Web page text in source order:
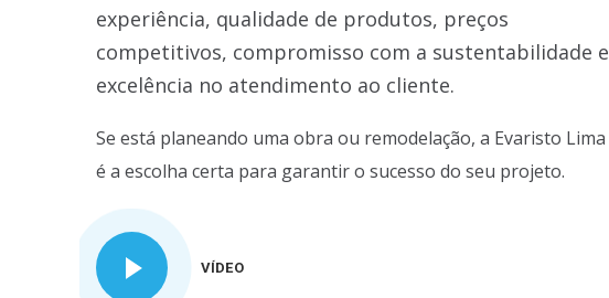
experiência, qualidade de produtos, preços
competitivos, compromisso com a sustentabilidade e
excelência no atendimento ao cliente.
Se está planeando uma obra ou remodelação, a Evaristo Lima
é a escolha certa para garantir o sucesso do seu projeto.
VÍDEO